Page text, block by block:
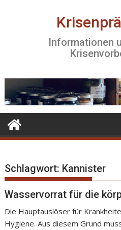
t
n
Informationen
Schlagwort: Kannister
Wasservorrat für die
Die Hauptauslöser für
Hygiene. Aus diesem Grund